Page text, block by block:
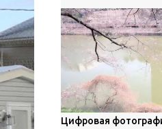
поверхностной
случае усиливается
отражение, что
искристости снега,
положения
солнца. Зеркальные
заметны при угле
и ниже; при более
художественные
был глубоко тронут
красотой масляной
мастеров.
Шервин
художника, заявив,
Харада сочетает в
Цифровая